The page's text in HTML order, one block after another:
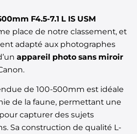
F4.5-7.1 L IS USM
place de notre classement, et
adapté aux photographes
appareil photo sans miroir
de 100-500mm est idéale
de la faune, permettant une
pour capturer des sujets
Sa construction de qualité L-